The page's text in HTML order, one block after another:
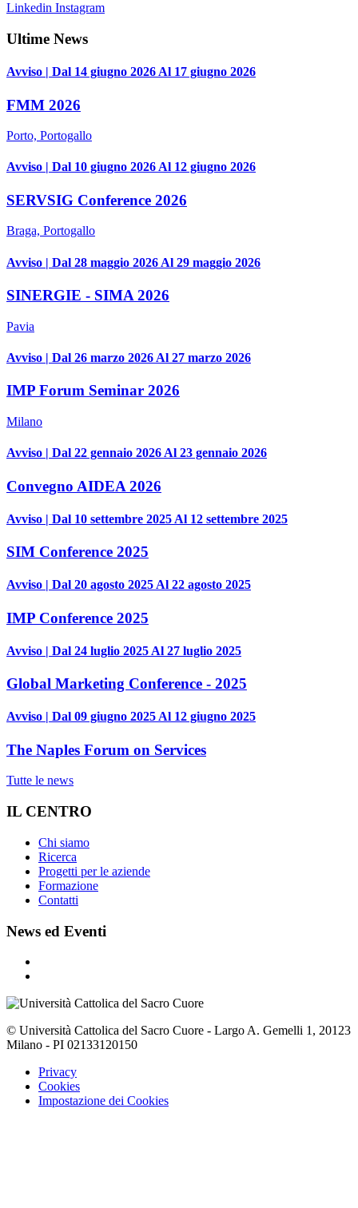
Linkedin Instagram
Ultime News
Avviso | Dal 14 giugno 2026 Al 17 giugno 2026
FMM 2026
Porto, Portogallo
Avviso | Dal 10 giugno 2026 Al 12 giugno 2026
SERVSIG Conference 2026
Braga, Portogallo
Avviso | Dal 28 maggio 2026 Al 29 maggio 2026
SINERGIE - SIMA 2026
Pavia
Avviso | Dal 26 marzo 2026 Al 27 marzo 2026
IMP Forum Seminar 2026
Milano
Avviso | Dal 22 gennaio 2026 Al 23 gennaio 2026
Convegno AIDEA 2026
Avviso | Dal 10 settembre 2025 Al 12 settembre 2025
SIM Conference 2025
Avviso | Dal 20 agosto 2025 Al 22 agosto 2025
IMP Conference 2025
Avviso | Dal 24 luglio 2025 Al 27 luglio 2025
Global Marketing Conference - 2025
Avviso | Dal 09 giugno 2025 Al 12 giugno 2025
The Naples Forum on Services
Tutte le news
IL CENTRO
Chi siamo
Ricerca
Progetti per le aziende
Formazione
Contatti
News ed Eventi
© Università Cattolica del Sacro Cuore - Largo A. Gemelli 1, 20123
Milano - PI 02133120150
Privacy
Cookies
Impostazione dei Cookies